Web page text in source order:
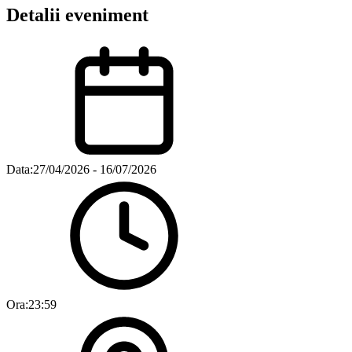
Detalii eveniment
Data:27/04/2026 - 16/07/2026
Ora:23:59